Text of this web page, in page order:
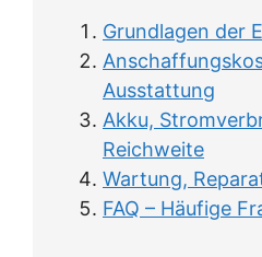
Grundlagen der
Ausstattung
Akku,
Reichweite
Wartung,
FAQ – Häufige